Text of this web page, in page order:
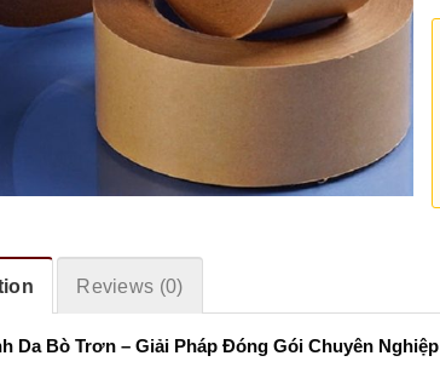
Reviews (0)
Da Bò Trơn – Giải Pháp Đóng Gói Chuyên Nghiệp